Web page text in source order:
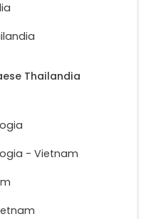
Thailandia
- Vietnam